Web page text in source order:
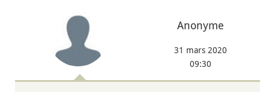
Anonyme
31 mars 2020
09:30